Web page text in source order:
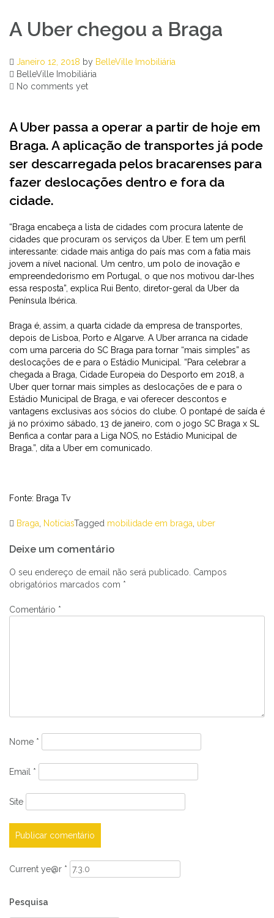
A Uber chegou a Braga
Janeiro 12, 2018 by BelleVille Imobiliária
BelleVille Imobiliária
No comments yet
A Uber passa a operar a partir de hoje em
Braga. A aplicação de transportes já pode
ser descarregada pelos bracarenses para
fazer deslocações dentro e fora da
cidade.
“Braga encabeça a lista de cidades com procura latente de
cidades que procuram os serviços da Uber. E tem um perfil
interessante: cidade mais antiga do país mas com a fatia mais
jovem a nível nacional. Um centro, um polo de inovação e
empreendedorismo em Portugal, o que nos motivou dar-lhes
essa resposta”, explica Rui Bento, diretor-geral da Uber da
Península Ibérica.
Braga é, assim, a quarta cidade da empresa de transportes,
depois de Lisboa, Porto e Algarve. A Uber arranca na cidade
com uma parceria do SC Braga para tornar “mais simples” as
deslocações de e para o Estádio Municipal. “Para celebrar a
chegada a Braga, Cidade Europeia do Desporto em 2018, a
Uber quer tornar mais simples as deslocações de e para o
Estádio Municipal de Braga, e vai oferecer descontos e
vantagens exclusivas aos sócios do clube. O pontapé de saída é
já no próximo sábado, 13 de janeiro, com o jogo SC Braga x SL
Benfica a contar para a Liga NOS, no Estádio Municipal de
Braga.”, dita a Uber em comunicado.
Fonte: Braga Tv
Braga NotíciasTagged mobilidade em braga uber
de
artigos
Deixe um comentário
O seu endereço de email não será publicado. Campos
obrigatórios marcados com *
Comentário *
Nome *
Email *
Site
Current ye@r *
Pesquisa